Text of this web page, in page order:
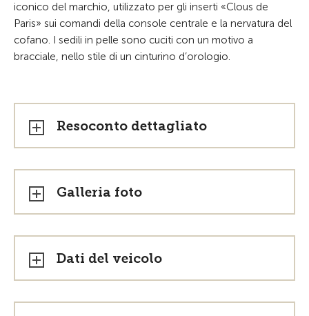
iconico del marchio, utilizzato per gli inserti «Clous de
Paris» sui comandi della console centrale e la nervatura del
cofano. I sedili in pelle sono cuciti con un motivo a
bracciale, nello stile di un cinturino d’orologio.
Resoconto dettagliato
Galleria foto
Dati del veicolo